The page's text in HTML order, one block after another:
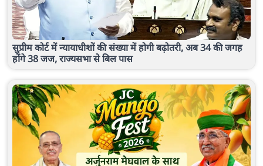
सुप्रीम कोर्ट में न्यायाधीशों की संख्या में होगी बढ़ोतरी, अब 34 की जगह
होंगे 38 जज, राज्यसभा से बिल पास